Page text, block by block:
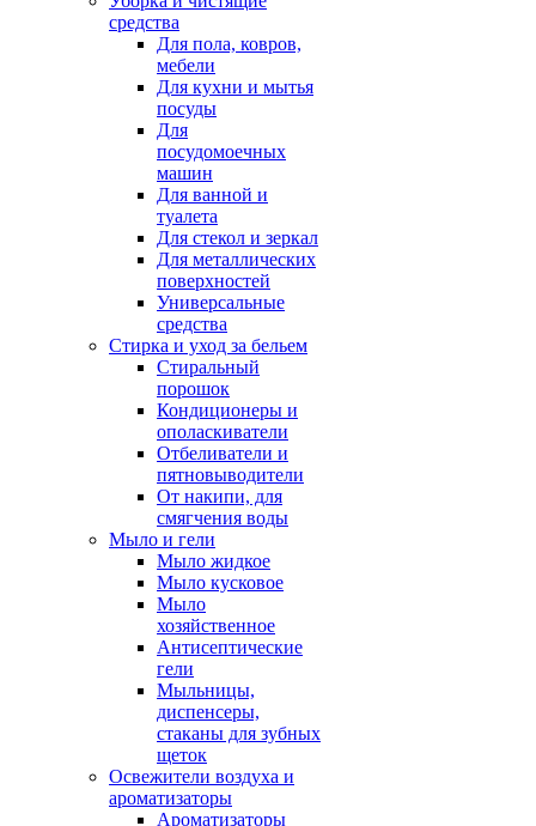
средства
Для пола, ковров,
мебели
Для кухни и мытья
посуды
Для
посудомоечных
машин
Для ванной и
туалета
Для стекол и зеркал
Для металлических
поверхностей
Универсальные
средства
Стирка и уход за бельем
Стиральный
порошок
Кондиционеры и
ополаскиватели
Отбеливатели и
пятновыводители
От накипи, для
смягчения воды
Мыло и гели
Мыло жидкое
Мыло кусковое
Мыло
хозяйственное
Антисептические
гели
Мыльницы,
диспенсеры,
стаканы для зубных
щеток
Освежители воздуха и
ароматизаторы
Ароматизаторы